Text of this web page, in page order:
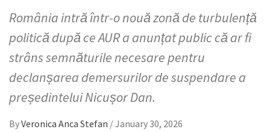
România intră într-o nouă zonă de turbulență
politică după ce AUR a anunțat public că ar fi
strâns semnăturile necesare pentru
declanșarea demersurilor de suspendare a
președintelui Nicușor Dan.
ByVeronica Anca Stefan /January 30, 2026